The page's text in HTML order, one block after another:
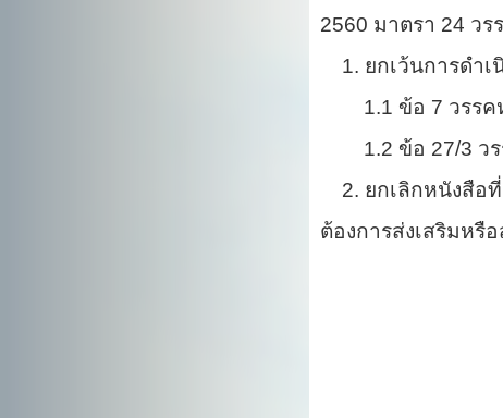
2560 มาตรา 24 ว
1. ยกเว้นการดำเ
1.1 ข้อ 7 วรรคห
1.2 ข้อ 27/3 วรร
2. ยกเลิกหนังสือ
ต้องการส่งเสริมหรื